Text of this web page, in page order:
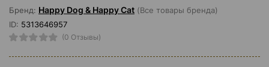
Бренд: Happy Dog & Happy Cat (Все товары бренда)
ID: 5313646957
(0 Отзывы)